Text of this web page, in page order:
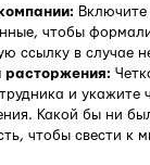
чтобы
ссылку в случае
расторжения:
и укажите
Какой бы ни
чтобы свести к